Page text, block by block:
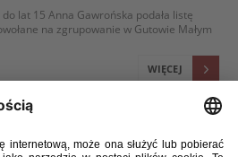
lat 15 Anna Gawrońska podała listę
na zgrupowanie w Gutowie Małym
WIĘCEJ